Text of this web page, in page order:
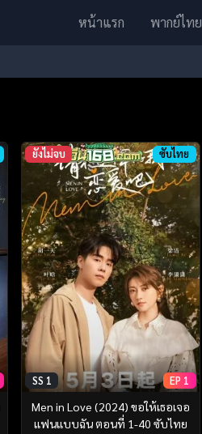
หน้าแรก พากย์ไทย
ยังไม่จบ ซับไทย
SS 1 EP 1
Men in Love (2024) ขอให้เธอเจอ
แฟนแบบฉัน ตอนที่ 1-40 ซับไทย